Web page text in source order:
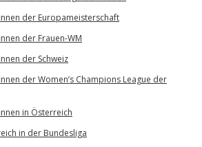
der Europameisterschaft
der Frauen-WM
der Schweiz
der Women’s Champions League der
in Österreich
in der Bundesliga